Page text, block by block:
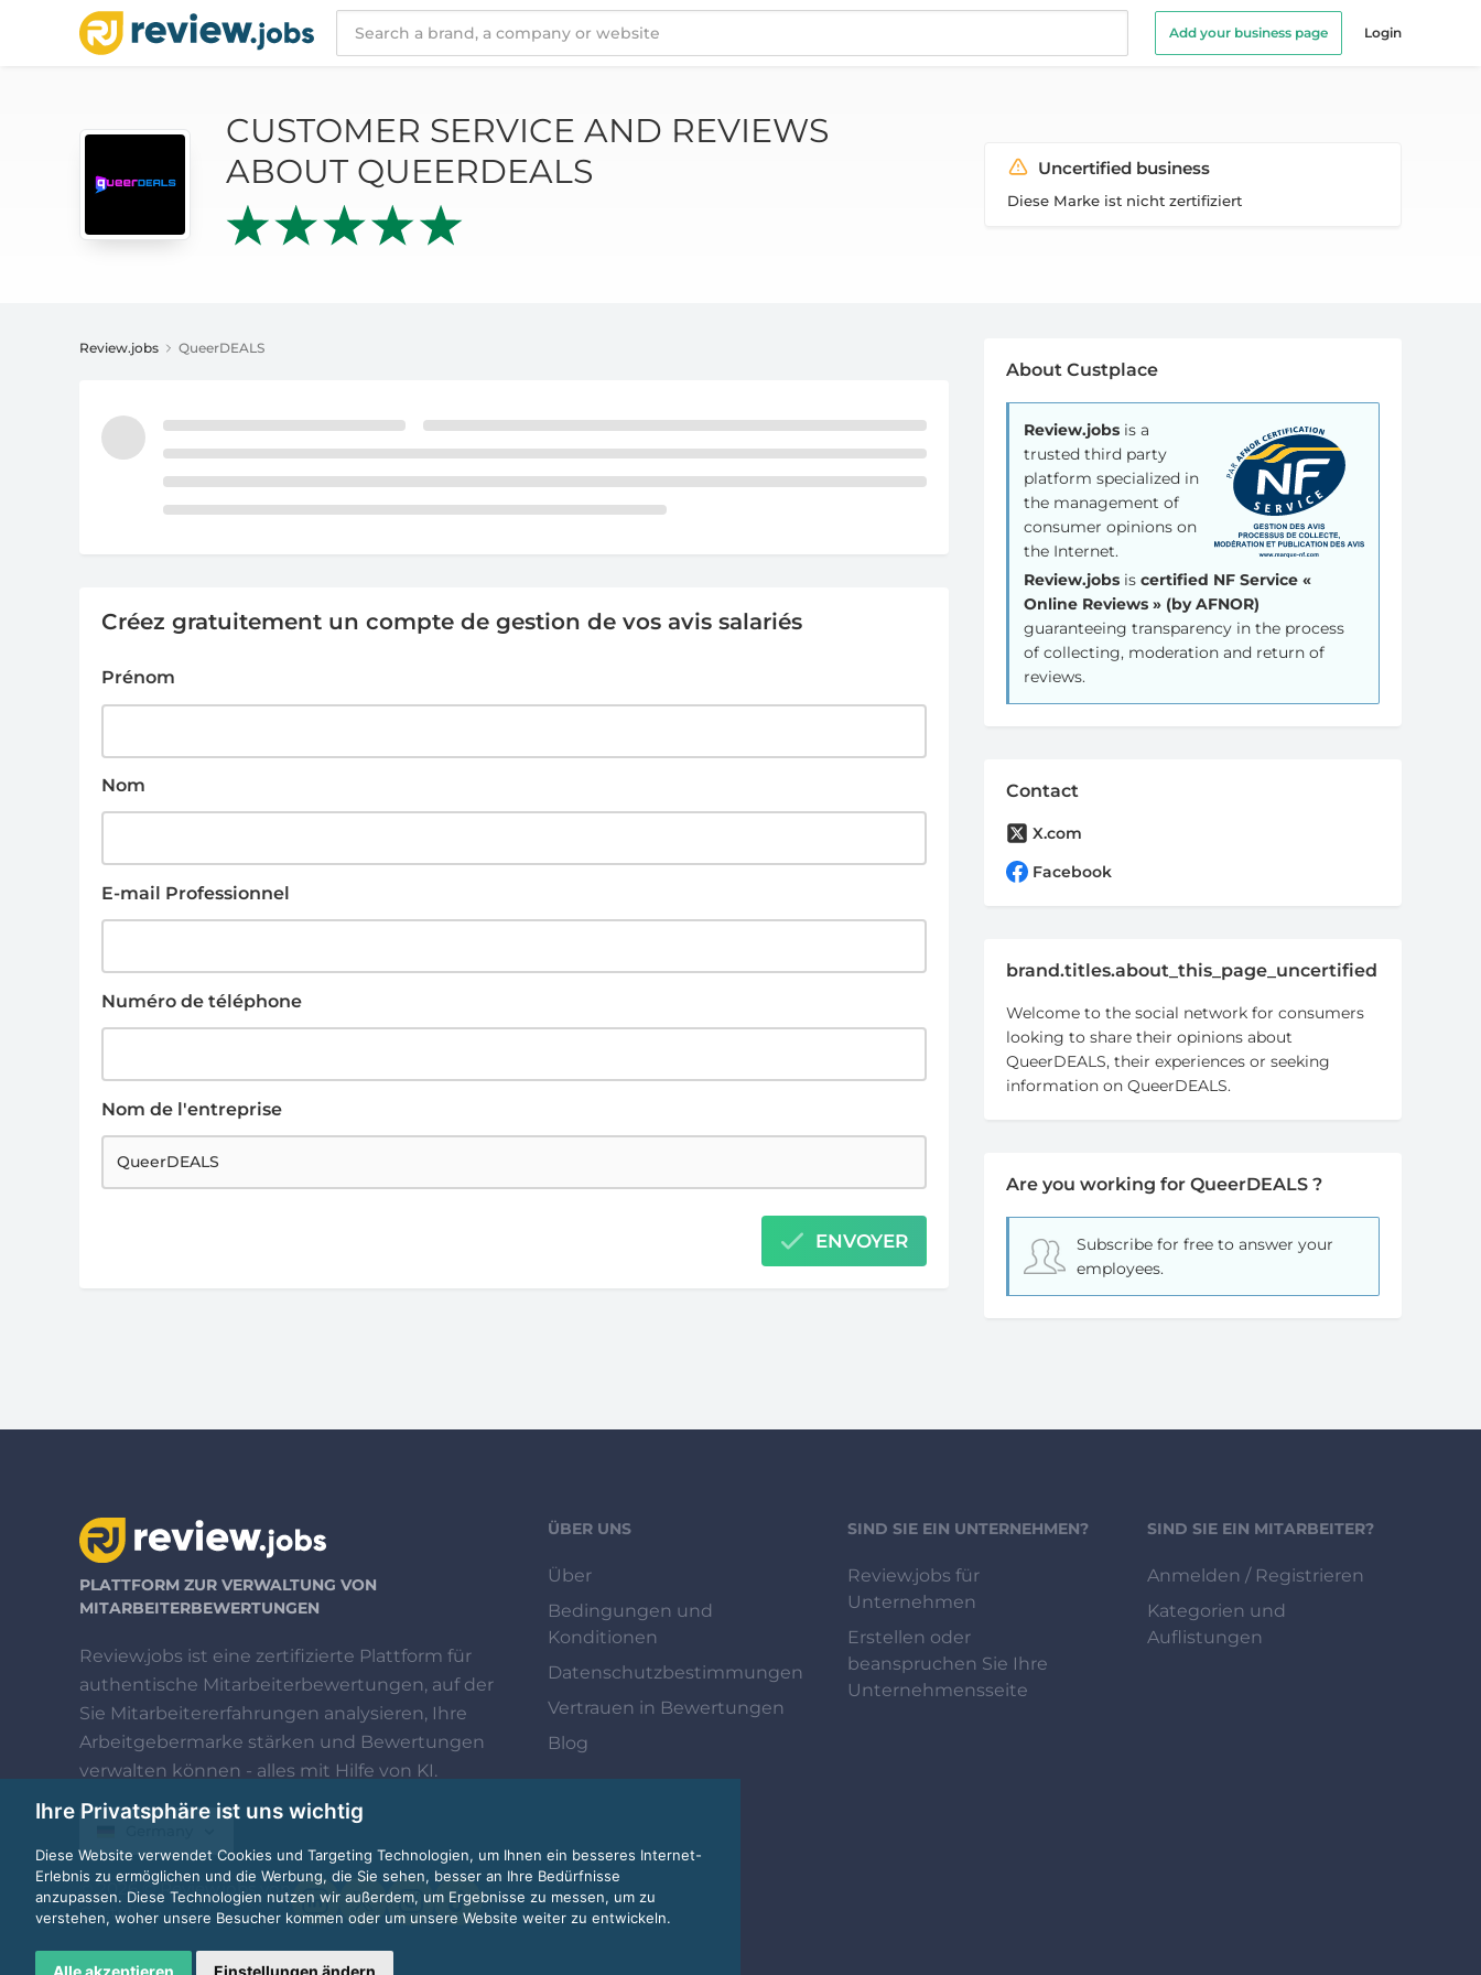
Ihre Privatsphäre ist uns wichtig
Diese Website verwendet Cookies und Targeting Technologien, um Ihnen ein besseres Internet-
Erlebnis zu ermöglichen und die Werbung, die Sie sehen, besser an Ihre Bedürfnisse
anzupassen. Diese Technologien nutzen wir außerdem, um Ergebnisse zu messen, um zu
verstehen, woher unsere Besucher kommen oder um unsere Website weiter zu entwickeln.
Alle akzeptieren Einstellungen ändern
Add your business page Login
CUSTOMER SERVICE AND REVIEWS ABOUT QUEERDEALS
CUSTOMER SERVICE AND REVIEWS
ABOUT QUEERDEALS
Uncertified business
Diese Marke ist nicht zertifiziert
Review.jobs QueerDEALS
Créez gratuitement un compte de gestion de vos avis salariés
Prénom
Nom
E-mail Professionnel
Numéro de téléphone
Nom de l'entreprise
ENVOYER
About Custplace
Review.jobs is a
trusted third party
platform specialized in
the management of
consumer opinions on
the Internet.
Review.jobs iscertified NF Service «
Online Reviews » (by AFNOR)
guaranteeing transparency in the process
of collecting, moderation and return of
reviews.
Contact
X.com
Facebook
brand.titles.about_this_page_uncertified
Welcome to the social network for consumers
looking to share their opinions about
QueerDEALS, their experiences or seeking
information on QueerDEALS.
Are you working for QueerDEALS ?
Subscribe for freeto answer your
employees.
PLATTFORM ZUR VERWALTUNG VON
MITARBEITERBEWERTUNGEN
Review.jobs ist eine zertifizierte Plattform für
authentische Mitarbeiterbewertungen, auf der
Sie Mitarbeitererfahrungen analysieren, Ihre
Arbeitgebermarke stärken und Bewertungen
verwalten können - alles mit Hilfe von KI.
© 2026 © Review.jobs von
Custplace
ÜBER UNS
Über
Bedingungen und
Konditionen
Datenschutzbestimmungen
Vertrauen in Bewertungen
Blog
SIND SIE EIN UNTERNEHMEN?
Review.jobs für
Unternehmen
Erstellen oder
beanspruchen Sie Ihre
Unternehmensseite
SIND SIE EIN MITARBEITER?
Anmelden / Registrieren
Kategorien und
Auflistungen